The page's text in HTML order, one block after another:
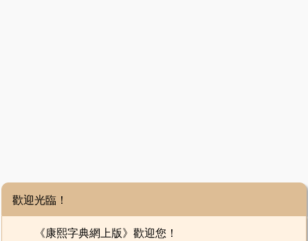
歡迎光臨！
《康熙字典網上版》歡迎您！